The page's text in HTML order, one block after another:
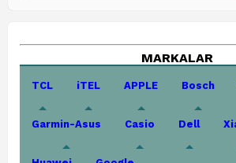
MARKALAR
TCL iTEL APPLE Bosch
Garmin-Asus Casio Dell